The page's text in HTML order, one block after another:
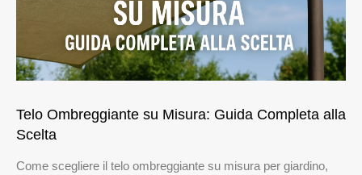
Telo Ombreggiante su Misura: Guida Completa alla
Scelta
Come scegliere il telo ombreggiante su misura per giardino,